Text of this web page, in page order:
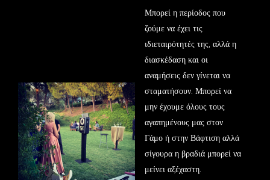
Μπορεί η περίοδος που
ζούμε να έχει τις
ιδιεταιρότητές της, αλλά η
διασκέδαση και οι
αναμήσεις δεν γίνεται να
σταματήσουν. Μπορεί να
μην έχουμε όλους τους
αγαπημένους μας στον
Γάμο ή στην Βάφτιση αλλά
σίγουρα η βραδιά μπορεί να
μείνει αξέχαστη.